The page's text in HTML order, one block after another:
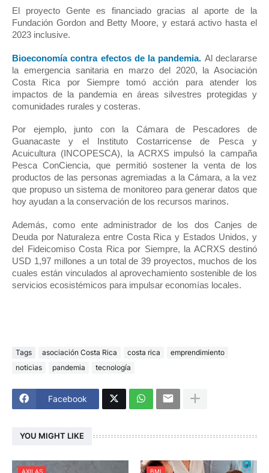
El proyecto Gente es financiado gracias al aporte de la
Fundación Gordon and Betty Moore, y estará activo hasta el
2023 inclusive.
Bioeconomía contra efectos de la pandemia. Al declararse
la emergencia sanitaria en marzo del 2020, la Asociación
Costa Rica por Siempre tomó acción para atender los
impactos de la pandemia en áreas silvestres protegidas y
comunidades rurales y costeras.
Por ejemplo, junto con la Cámara de Pescadores de
Guanacaste y el Instituto Costarricense de Pesca y
Acuicultura (INCOPESCA), la ACRXS impulsó la campaña
Pesca ConCiencia, que permitió sostener la venta de los
productos de las personas agremiadas a la Cámara, a la vez
que propuso un sistema de monitoreo para generar datos que
hoy ayudan a la conservación de los recursos marinos.
Además, como ente administrador de los dos Canjes de
Deuda por Naturaleza entre Costa Rica y Estados Unidos, y
del Fideicomiso Costa Rica por Siempre, la ACRXS destinó
USD 1,97 millones a un total de 39 proyectos, muchos de los
cuales están vinculados al aprovechamiento sostenible de los
servicios ecosistémicos para impulsar economías locales.
Tags asociación Costa Rica costa rica
emprendimiento
noticias
pandemia tecnología
Facebook
YOU MIGHT LIKE
AXILAS BMI